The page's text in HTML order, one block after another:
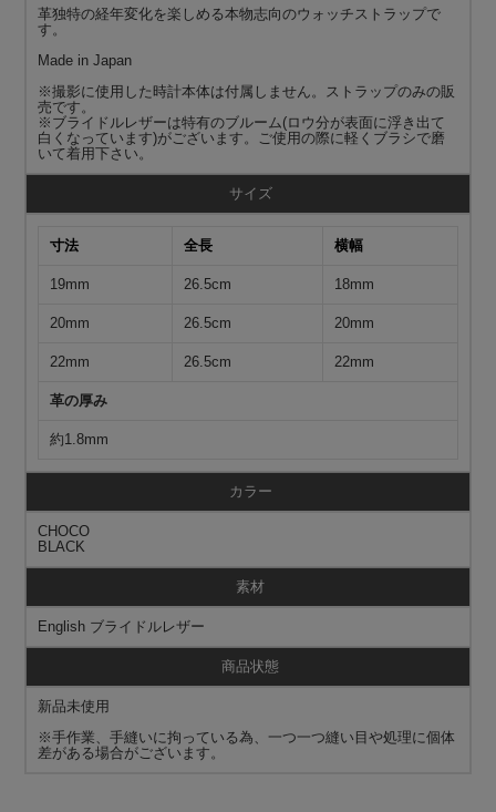
革独特の経年変化を楽しめる本物志向のウォッチストラップで
す。
Made in Japan
※撮影に使用した時計本体は付属しません。ストラップのみの販
売です。
※ブライドルレザーは特有のブルーム(ロウ分が表面に浮き出て
白くなっています)がございます。ご使用の際に軽くブラシで磨
いて着用下さい。
サイズ
寸法 全長 横幅
19mm 26.5cm 18mm
20mm 26.5cm 20mm
22mm 26.5cm 22mm
革の厚み
約1.8mm
カラー
CHOCO
BLACK
素材
English ブライドルレザー
商品状態
新品未使用
※手作業、手縫いに拘っている為、一つ一つ縫い目や処理に個体
差がある場合がございます。